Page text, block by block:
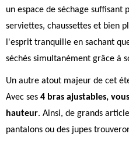
un espace de séchage
serviettes, chaussettes et bien
l'esprit tranquille en sachant
séchés simultanément grâce à
Un autre atout majeur de cet
Avec ses 4 bras ajustables,
hauteur. Ainsi, de grands
pantalons ou des jupes